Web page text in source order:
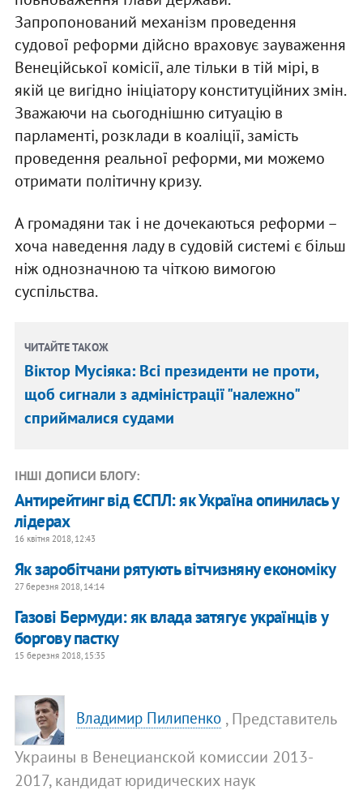
Запропонований механізм проведення
судової реформи дійсно враховує зауваження
Венеційської комісії, але тільки в тій мірі, в
якій це вигідно ініціатору конституційних змін.
Зважаючи на сьогоднішню ситуацію в
парламенті, розклади в коаліції, замість
проведення реальної реформи, ми можемо
отримати політичну кризу.
А громадяни так і не дочекаються реформи –
хоча наведення ладу в судовій системі є більш
ніж однозначною та чіткою вимогою
суспільства.
ЧИТАЙТЕ ТАКОЖ
Віктор Мусіяка: Всі президенти не проти,
щоб сигнали з адміністрації "належно"
сприймалися судами
ІНШІ ДОПИСИ БЛОГУ:
Антирейтинг від ЄСПЛ: як Україна опинилась у
лідерах
16 квітня 2018, 12:43
Як заробітчани рятують вітчизняну економіку
27 березня 2018, 14:14
Газові Бермуди: як влада затягує українців у
боргову пастку
15 березня 2018, 15:35
Владимир Пилипенко , Представитель
Украины в Венецианской комиссии 2013-
2017, кандидат юридических наук